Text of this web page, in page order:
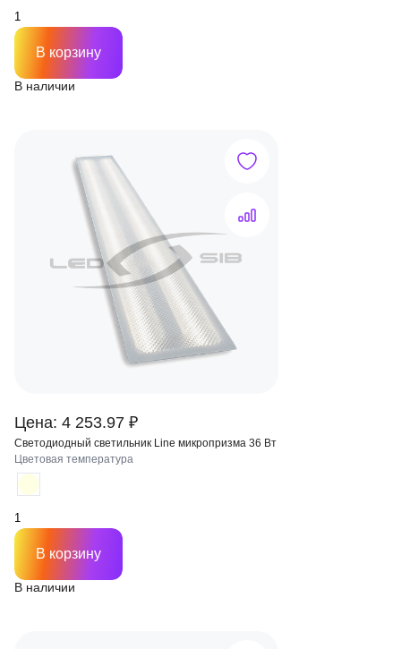
В наличии
В корзину
Цена: 4 253.97 ₽
Светодиодный светильник Line микропризма 36 Вт
В наличии
Цветовая температура
В корзину